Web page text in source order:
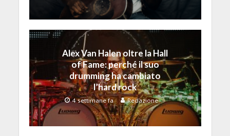
Alex Van Halen oltre la Hall
of Fame: perché il suo
drumming ha cambiato
l’hard rock
4 settimane fa Redazione